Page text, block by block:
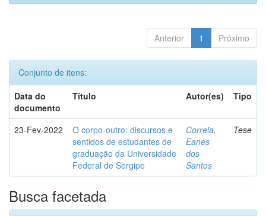
Anterior 1 Próximo
Conjunto de itens:
Data do
documento
Título Autor(es) Tipo
23-Fev-2022
O corpo-outro: discursos e
sentidos de estudantes de
graduação da Universidade
Federal de Sergipe
Correia,
Eanes
dos
Santos
Tese
Busca facetada